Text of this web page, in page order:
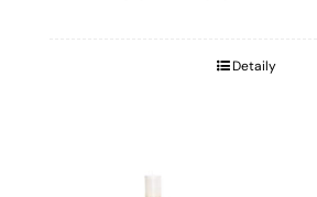
Detaily